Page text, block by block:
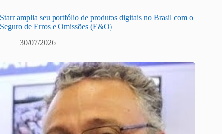
Starr amplia seu portfólio de produtos digitais no Brasil com o
Seguro de Erros e Omissões (E&O)
30/07/2026